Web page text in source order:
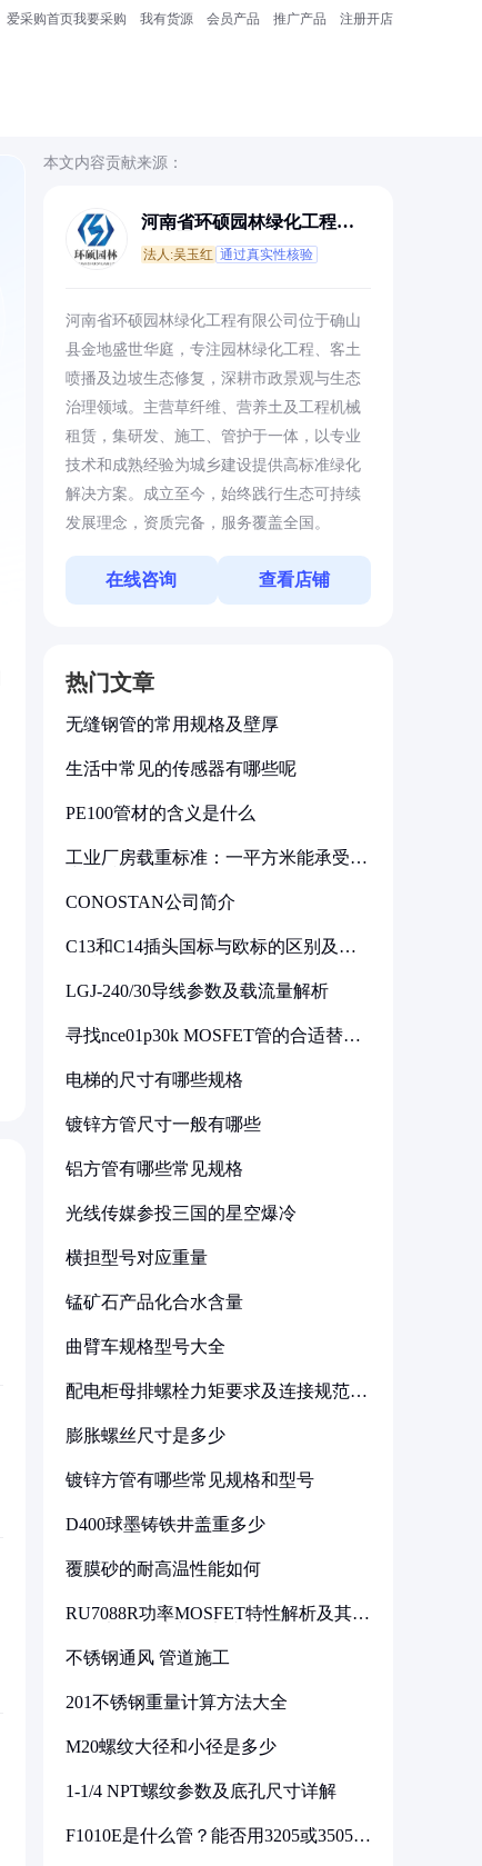
爱采购首页我要采购 我有货源 会员产品 推广产品 注册开店
本文内容贡献来源：
河南省环硕园林绿化工程有
法人:吴玉红 通过真实性核验
河南省环硕园林绿化工程有限公司位于确山
县金地盛世华庭，专注园林绿化工程、客土
喷播及边坡生态修复，深耕市政景观与生态
治理领域。主营草纤维、营养土及工程机械
租赁，集研发、施工、管护于一体，以专业
技术和成熟经验为城乡建设提供高标准绿化
解决方案。成立至今，始终践行生态可持续
发展理念，资质完备，服务覆盖全国。
在线咨询 查看店铺
热门文章
无缝钢管的常用规格及壁厚
生活中常见的传感器有哪些呢
PE100管材的含义是什么
工业厂房载重标准：一平方米能承受多
CONOSTAN公司简介
C13和C14插头国标与欧标的区别及其
LGJ-240/30导线参数及载流量解析
寻找nce01p30k MOSFET管的合适替代
电梯的尺寸有哪些规格
镀锌方管尺寸一般有哪些
铝方管有哪些常见规格
光线传媒参投三国的星空爆冷
横担型号对应重量
锰矿石产品化合水含量
曲臂车规格型号大全
配电柜母排螺栓力矩要求及连接规范详
膨胀螺丝尺寸是多少
镀锌方管有哪些常见规格和型号
D400球墨铸铁井盖重多少
覆膜砂的耐高温性能如何
RU7088R功率MOSFET特性解析及其在
不锈钢通风 管道施工
201不锈钢重量计算方法大全
M20螺纹大径和小径是多少
1-1/4 NPT螺纹参数及底孔尺寸详解
F1010E是什么管？能否用3205或3505代